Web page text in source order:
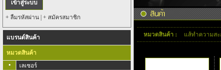
+ ลืมรหัสผ่าน + สมัครสมาชิก
แบรนด์สินค้า
หมวดสินค้า
เลเซอร์
หมวดสินค้า : แส้ทำความส